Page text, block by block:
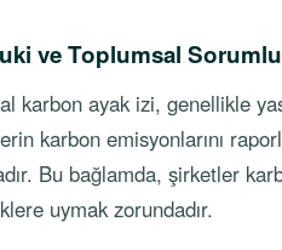
ve Toplumsal
karbon ayak izi, genellikle
karbon emisyonlarını
Bu bağlamda, şirketler
uymak zorundadır.